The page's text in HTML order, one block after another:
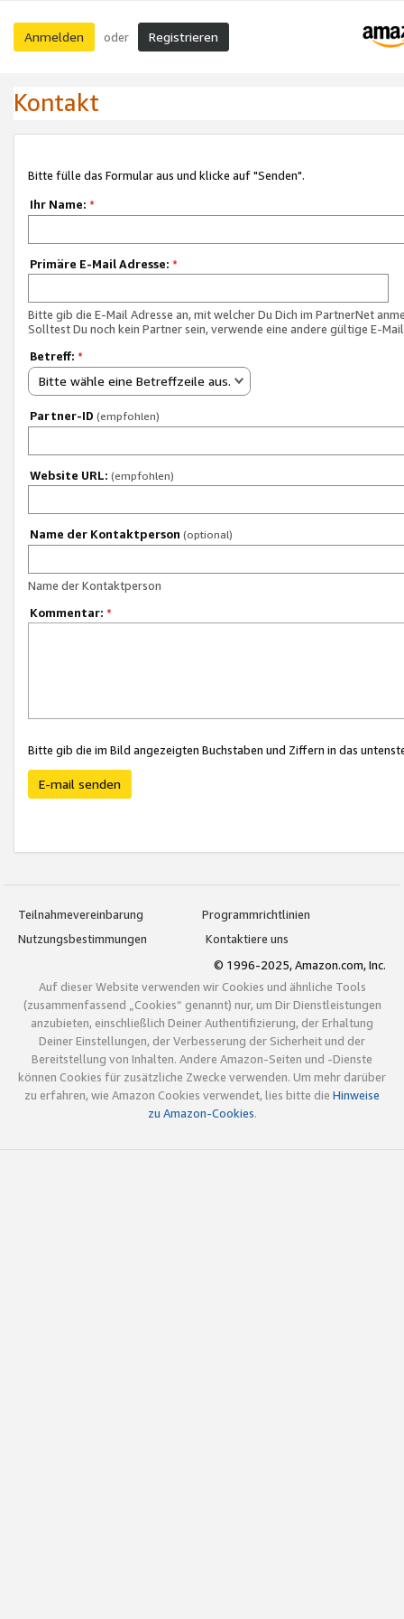
Anmelden oder Registrieren
Kontakt
Bitte fülle das Formular aus und klicke auf "Senden".
Ihr Name: *
Primäre E-Mail Adresse: *
Bitte gib die E-Mail Adresse an, mit welcher Du Dich im PartnerNet
Solltest Du noch kein Partner sein, verwende eine andere gültige E-
Betreff: *
Bitte wähle eine Betreffzeile aus.
Partner-ID (empfohlen)
Website URL: (empfohlen)
Name der Kontaktperson (optional)
Name der Kontaktperson
Kommentar: *
Bitte gib die im Bild angezeigten Buchstaben und Ziffern in das
E-mail senden
Teilnahmevereinbarung
Programmrichtlinien
Nutzungsbestimmungen
Kontaktiere uns
© 1996-2025, Amazon.com, Inc.
Auf dieser Website verwenden wir Cookies und ähnliche Tools
(zusammenfassend „Cookies“ genannt) nur, um Dir Dienstleistungen
anzubieten, einschließlich Deiner Authentifizierung, der Erhaltung
Deiner Einstellungen, der Verbesserung der Sicherheit und der
Bereitstellung von Inhalten. Andere Amazon-Seiten und -Dienste
können Cookies für zusätzliche Zwecke verwenden. Um mehr darüber
zu erfahren, wie Amazon Cookies verwendet, lies bitte die Hinweise
zu Amazon-Cookies.